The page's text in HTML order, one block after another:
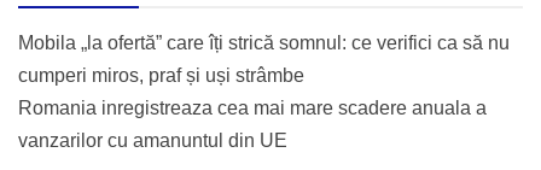
Mobila „la ofertă” care îți strică somnul: ce verifici ca să nu
cumperi miros, praf și uși strâmbe
Romania inregistreaza cea mai mare scadere anuala a
vanzarilor cu amanuntul din UE